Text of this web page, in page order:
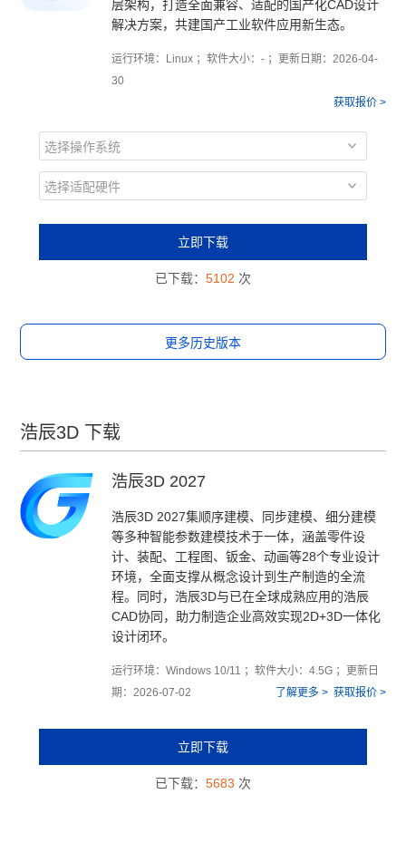
层架构，打造全面兼容、适配的国产化CAD设计
解决方案，共建国产工业软件应用新生态。
运行环境：Linux ；软件大小：- ；更新日期：2026-04-
30
获取报价 >
选择操作系统
选择适配硬件
立即下载
已下载： 5102 次
更多历史版本
浩辰3D 下载
浩辰3D 2027
浩辰3D 2027集顺序建模、同步建模、细分建模
等多种智能参数建模技术于一体，涵盖零件设
计、装配、工程图、钣金、动画等28个专业设计
环境，全面支撑从概念设计到生产制造的全流
程。同时，浩辰3D与已在全球成熟应用的浩辰
CAD协同，助力制造企业高效实现2D+3D一体化
设计闭环。
运行环境：Windows 10/11 ；软件大小：4.5G ；更新日
期：2026-07-02
获取报价 >
了解更多 >
立即下载
已下载： 5683 次